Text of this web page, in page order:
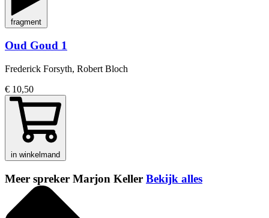
fragment
Oud Goud 1
Frederick Forsyth, Robert Bloch
€ 10,50
in winkelmand
Meer spreker Marjon Keller Bekijk alles